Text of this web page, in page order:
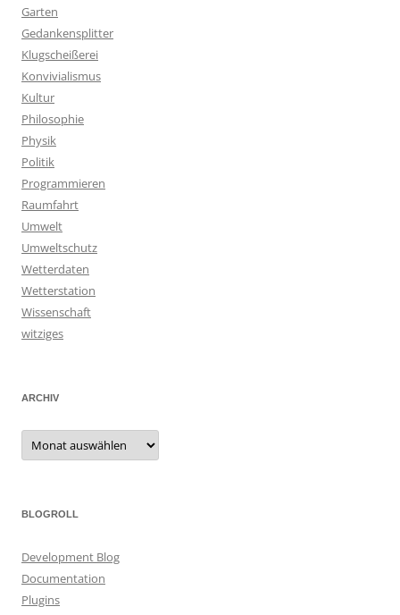
Garten
Gedankensplitter
Klugscheißerei
Konvivialismus
Kultur
Philosophie
Physik
Politik
Programmieren
Raumfahrt
Umwelt
Umweltschutz
Wetterdaten
Wetterstation
Wissenschaft
witziges
ARCHIV
Archiv
BLOGROLL
Development Blog
Documentation
Plugins